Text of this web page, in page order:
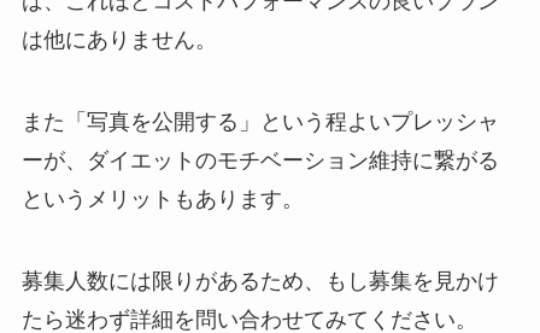
は他にありません。
また「写真を公開する」という程よいプレッシャ
ーが、ダイエットのモチベーション維持に繋がる
というメリットもあります。
募集人数には限りがあるため、もし募集を見かけ
たら迷わず詳細を問い合わせてみてください。